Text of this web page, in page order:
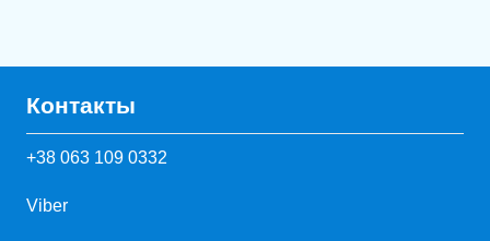
Контакты
+38 063 109 0332
Viber